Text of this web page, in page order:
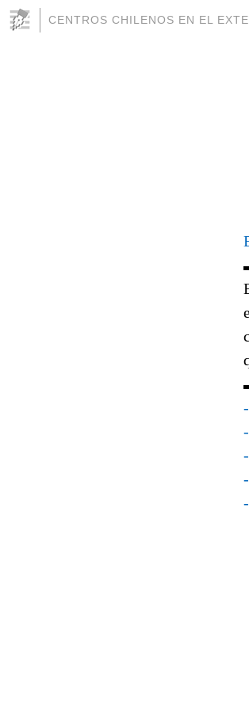
CENTROS CHILENOS EN EL